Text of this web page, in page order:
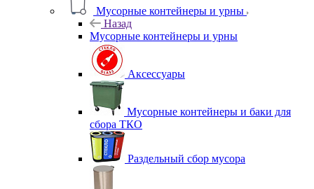
Мусорные контейнеры и урны
Назад
Мусорные контейнеры и урны
Аксессуары
Мусорные контейнеры и баки для
сбора ТКО
Раздельный сбор мусора